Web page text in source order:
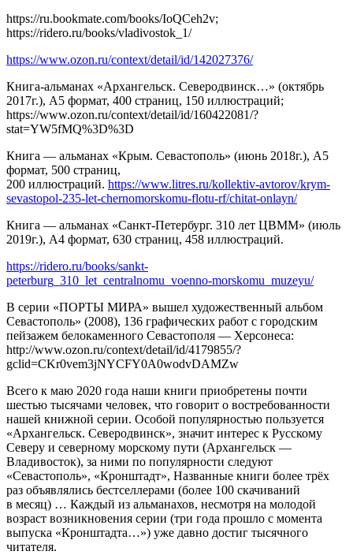
https://ru.bookmate.com/books/IoQCeh2v;
https://ridero.ru/books/vladivostok_1/
https://www.ozon.ru/context/detail/id/142027376/
Книга-альманах «Архангельск. Северодвинск…» (октябрь
2017г.), А5 формат, 400 страниц, 150 иллюстраций;
https://www.ozon.ru/context/detail/id/160422081/?
stat=YW5fMQ%3D%3D
Книга — альманах «Крым. Севастополь» (июнь 2018г.), А5
формат, 500 страниц,
200 иллюстраций. https://www.litres.ru/kollektiv-avtorov/krym-
sevastopol-235-let-chernomorskomu-flotu-rf/chitat-onlayn/
Книга — альманах «Санкт-Петербург. 310 лет ЦВММ» (июль
2019г.), А4 формат, 630 страниц, 458 иллюстраций.
https://ridero.ru/books/sankt-
peterburg_310_let_centralnomu_voenno-morskomu_muzeyu/
В серии «ПОРТЫ МИРА» вышел художественный альбом
Севастополь» (2008), 136 графических работ с городским
пейзажем белокаменного Севастополя — Херсонеса:
http://www.ozon.ru/context/detail/id/4179855/?
gclid=CKr0vem3jNYCFY0A0wodvDAMZw
Всего к маю 2020 года наши книги приобретены почти
шестью тысячами человек, что говорит о востребованности
нашей книжной серии. Особой популярностью пользуется
«Архангельск. Северодвинск», значит интерес к Русскому
Северу и северному морскому пути (Архангельск —
Владивосток), за ними по популярности следуют
«Севастополь», «Кронштадт», Названные книги более трёх
раз объявлялись бестселлерами (более 100 скачиваний
в месяц) … Каждый из альманахов, несмотря на молодой
возраст возникновения серии (три года прошло с момента
выпуска «Кронштадта…») уже давно достиг тысячного
читателя.